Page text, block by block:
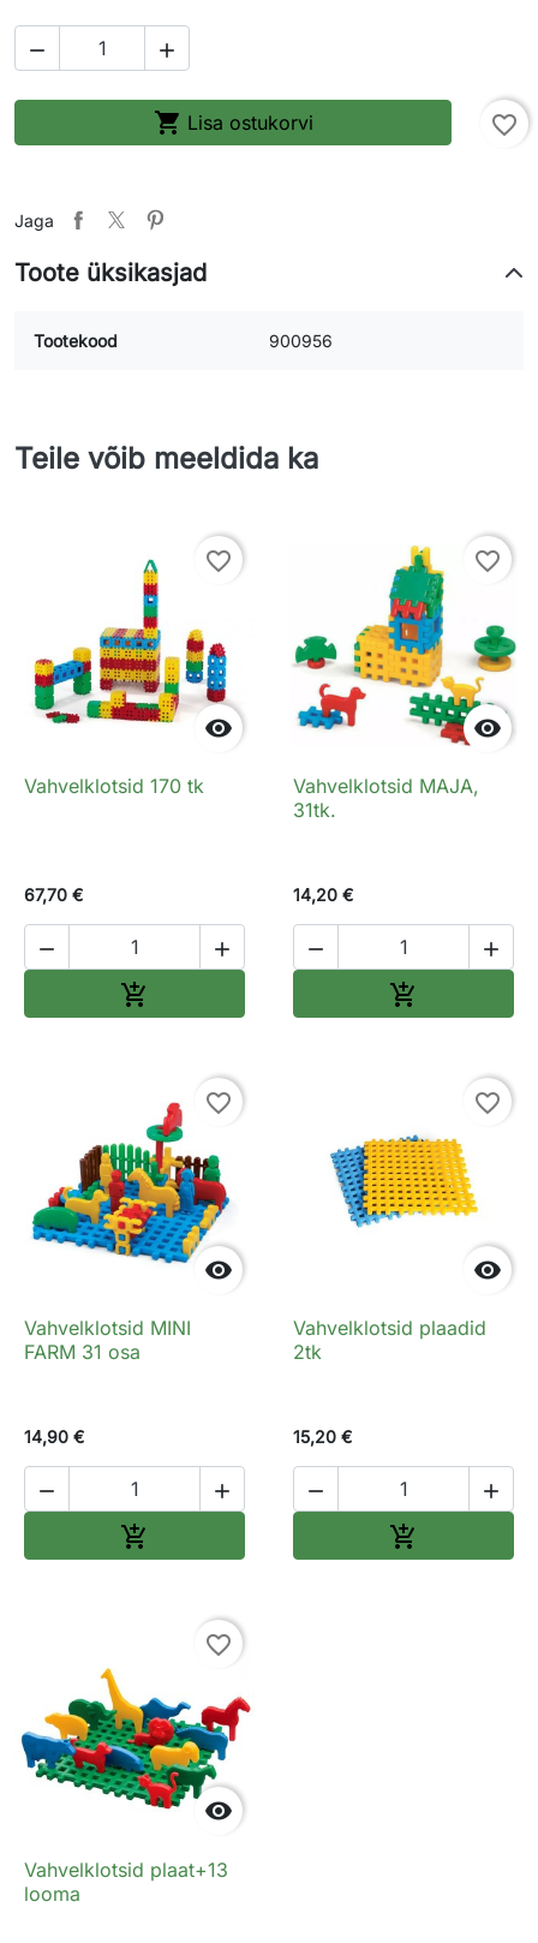
 
 Lisa ostukorvi favorite_border
Jaga
Toote üksikasjad
Tootekood 900956
Teile võib meeldida ka

favorite_border
Vahvelklotsid 170 tk
67,70 €
 


favorite_border
Vahvelklotsid MAJA,
31tk.
14,20 €
 


favorite_border
Vahvelklotsid MINI
FARM 31 osa
14,90 €
 


favorite_border
Vahvelklotsid plaadid
2tk
15,20 €
 


favorite_border
Vahvelklotsid plaat+13
looma